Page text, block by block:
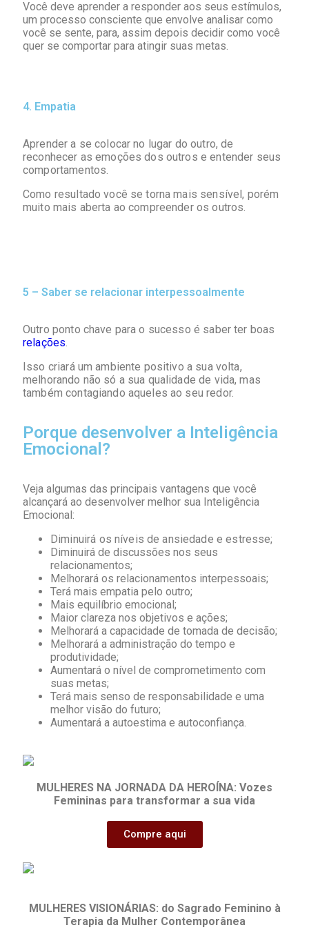
Você deve aprender a responder aos seus estímulos,
um processo consciente que envolve analisar como
você se sente, para, assim depois decidir como você
quer se comportar para atingir suas metas.
4. Empatia
Aprender a se colocar no lugar do outro, de
reconhecer as emoções dos outros e entender seus
comportamentos.
Como resultado você se torna mais sensível, porém
muito mais aberta ao compreender os outros.
5 – Saber se relacionar interpessoalmente
Outro ponto chave para o sucesso é saber ter boas
relações
Isso criará um ambiente positivo a sua volta,
melhorando não só a sua qualidade de vida, mas
também contagiando aqueles ao seu redor.
Porque desenvolver a Inteligência
Emocional?
Veja algumas das principais vantagens que você
alcançará ao desenvolver melhor sua Inteligência
Emocional:
Diminuirá os níveis de ansiedade e estresse;
Diminuirá de discussões nos seus
relacionamentos;
Melhorará os relacionamentos interpessoais;
Terá mais empatia pelo outro;
Mais equilíbrio emocional;
Maior clareza nos objetivos e ações;
Melhorará a capacidade de tomada de decisão;
Melhorará a administração do tempo e
produtividade;
Aumentará o nível de comprometimento com
suas metas;
Terá mais senso de responsabilidade e uma
melhor visão do futuro;
Aumentará a autoestima e autoconfiança.
MULHERES NA JORNADA DA HEROÍNA: Vozes
Femininas para transformar a sua vida
Compre aqui
MULHERES VISIONÁRIAS: do Sagrado Feminino à
Terapia da Mulher Contemporânea